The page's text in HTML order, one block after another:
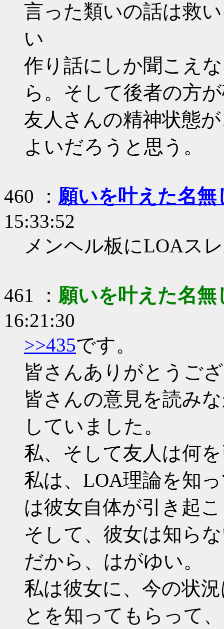
言った類いの話は救
い
作り話にしか聞こえ
ら。そして後者の方
友人さんの精神状態
よいだろうと思う。
460 ： 願いを叶えた名無
15:33:52
メンヘル板にLOAス
461 ： 願いを叶えた名無
16:21:30
>>435です。
皆さんありがとうご
皆さんの意見を読み
していました。
私、そして友人は何
私は、LOA理論を知
は彼女自体が引き起
そして、彼女は知ら
だから、はがゆい。
私は彼女に、今の状
とを知ってもらって、